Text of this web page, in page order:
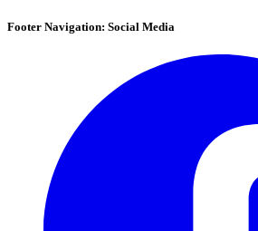
Footer Navigation: Social Media